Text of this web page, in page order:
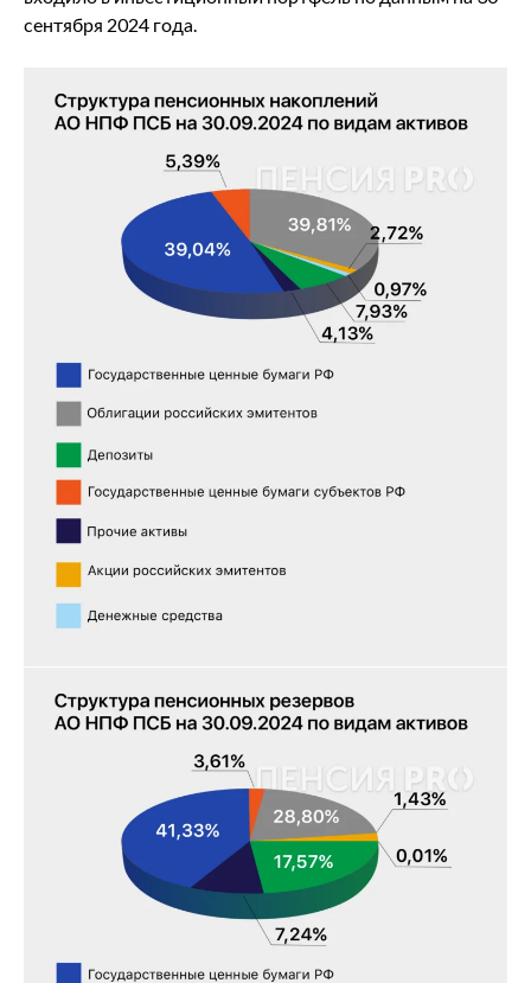
сентября 2024 года.